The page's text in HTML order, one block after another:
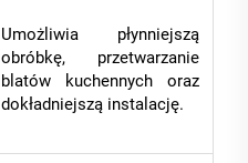
Umożliwia płynniejszą
obróbkę, przetwarzanie
blatów kuchennych oraz
dokładniejszą instalację.